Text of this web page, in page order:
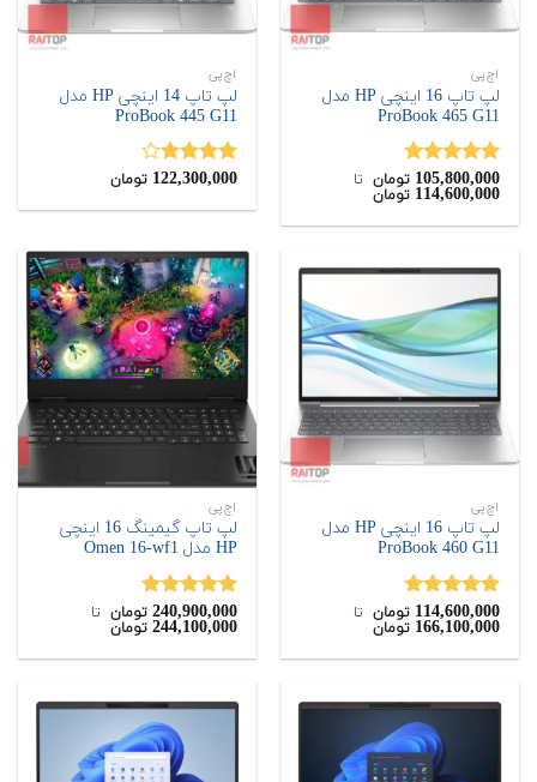
اچ‌پی
لپ تاپ 16 اینچی HP مدل
ProBook 465 G11
نمره5.00
از 5
105,800,000 تومان ‌ تا ‌
114,600,000 تومان
اچ‌پی
لپ تاپ 14 اینچی HP مدل
ProBook 445 G11
نمره
122,300,000 تومان
اچ‌پی
لپ تاپ 16 اینچی HP مدل
ProBook 460 G11
نمره5.00
از 5
114,600,000 تومان ‌ تا ‌
166,100,000 تومان
اچ‌پی
لپ تاپ گیمینگ 16 اینچی
HP مدل Omen 16-wf1
نمره5.00
از 5
240,900,000 تومان ‌ تا ‌
244,100,000 تومان